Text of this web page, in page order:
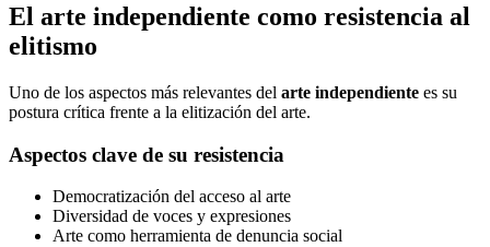
El arte independiente como resistencia al
elitismo
Uno de los aspectos más relevantes del arte independiente es su
postura crítica frente a la elitización del arte.
Aspectos clave de su resistencia
Democratización del acceso al arte
Diversidad de voces y expresiones
Arte como herramienta de denuncia social